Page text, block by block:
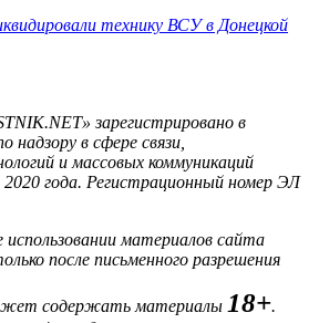
технику ВСУ в Донецкой
зарегистрировано в
надзору в сфере связи,
и массовых коммуникаций
2020 года. Регистрационный номер ЭЛ
материалов сайта
после письменного разрешения
содержать материалы 18+.